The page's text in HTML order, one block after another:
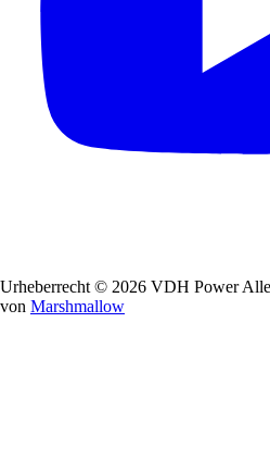
Urheberrecht © 2026 VDH Power
von Marshmallow